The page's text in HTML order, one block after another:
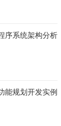
序系统架构分析
能规划开发实例